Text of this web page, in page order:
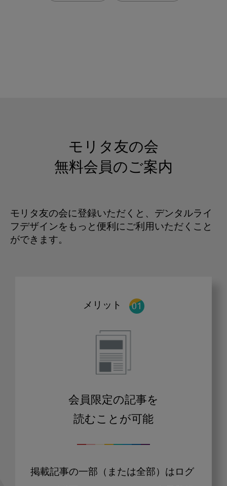
モリタ友の会
無料会員のご案内
モリタ友の会に登録いただくと、デンタルライ
フデザインをもっと便利にご利用いただくこと
ができます。
メリット
会員限定の記事を
読むことが可能
掲載記事の一部（または全部）はログ